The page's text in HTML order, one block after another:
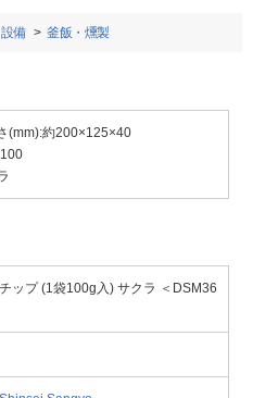
備 釜飯・燻製
(mm):約200×125×40
ップ (1袋100g入) サクラ ＜DSM36